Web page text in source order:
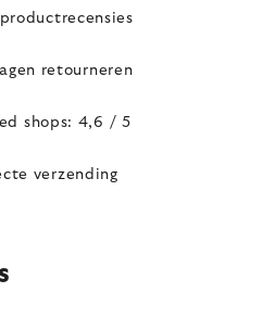
retourneren
shops: 4,6 / 5
verzending